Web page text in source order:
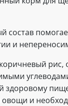
состав
и
здоровому
овощи и